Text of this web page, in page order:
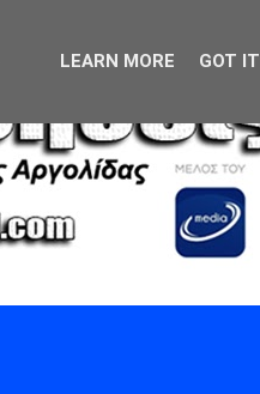
LEARN MORE GOT IT